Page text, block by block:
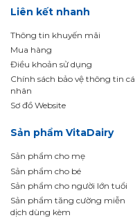
Liên kết nhanh
Thông tin khuyến mãi
Mua hàng
Điều khoản sử dụng
Chính sách bảo vệ thông tin cá
nhân
Sơ đồ Website
Sản phẩm VitaDairy
Sản phẩm cho mẹ
Sản phẩm cho bé
Sản phẩm cho người lớn tuổi
Sản phẩm tăng cường miễn
dịch dùng kèm